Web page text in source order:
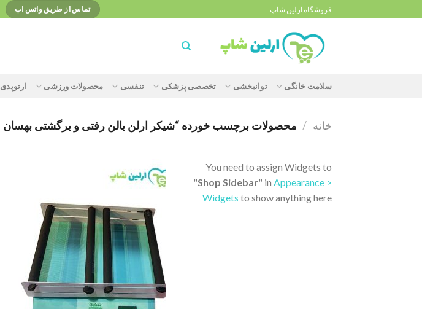
to
فروشگاه ارلین شاپ تماس از طریق واتس اپ
سلامت خانگی توانبخشی تخصصی پزشکی تنفسی محصولات ورزشی ارتوپدی
خانه / محصولات برچسب خورده “شیکر ارلن بالن رفتی و برگشتی بهسان HLB602”
You need to assign Widgets to
"Shop Sidebar" in Appearance >
Widgets to show anything here